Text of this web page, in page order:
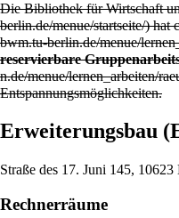
Die Bibliothek für Wirtschaft
hat
reservierbare
Entspannungsmöglichkeiten.
Erweiterungsbau
Straße des 17. Juni 145, 10623
Rechnerräume